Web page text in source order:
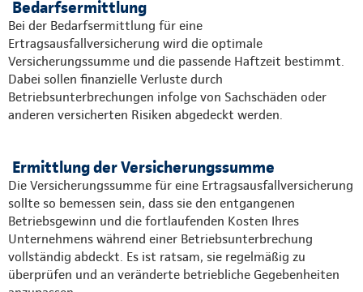
Bedarfsermittlung
Bei der Bedarfsermittlung für eine
Ertragsausfallversicherung wird die optimale
Versicherungssumme und die passende Haftzeit bestimmt.
Dabei sollen finanzielle Verluste durch
Betriebsunterbrechungen infolge von Sachschäden oder
anderen versicherten Risiken abgedeckt werden.
Ermittlung der Versicherungssumme
Die Versicherungssumme für eine Ertragsausfallversicherung
sollte so bemessen sein, dass sie den entgangenen
Betriebsgewinn und die fortlaufenden Kosten Ihres
Unternehmens während einer Betriebsunterbrechung
vollständig abdeckt. Es ist ratsam, sie regelmäßig zu
überprüfen und an veränderte betriebliche Gegebenheiten